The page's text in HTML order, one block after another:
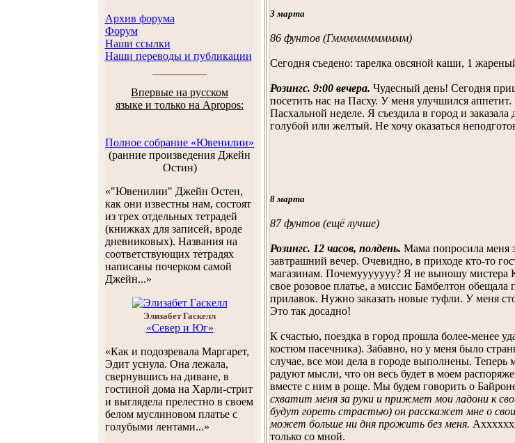
Архив форума
Форум
Наши ссылки
Наши переводы и публикации
Впервые на русском
языке и только на Apropos:
Полное собрание «Ювенилии»
(ранние произведения Джейн
Остин)
«"Ювенилии" Джейн Остен,
как они известны нам, состоят
из трех отдельных тетрадей
(книжках для записей, вроде
дневниковых). Названия на
соответствующих тетрадях
написаны почерком самой
Джейн...»
Элизабет Гаскелл
«Север и Юг»
«Как и подозревала Маргарет,
Эдит уснула. Она лежала,
свернувшись на диване, в
гостиной дома на Харли-стрит
и выглядела прелестно в своем
белом муслиновом платье с
голубыми лентами...»
3 марта
86 фунтов (Гммммммммммм)
Сегодня съедено: тарелка овсяной каши, 1
Розингс. 9:00 вечера. Чудесный день! Сегодня
посетить нас на Пасху. У меня улучшился
Пасхальной неделе. Я съездила в город и
голубой или желтый. Не хочу оказаться
8 марта
87 фунтов (ещё лучше)
Розингс. 12 часов, полдень. Мама попросила меня
завтрашний вечер. Очевидно, в приходе кто-то
магазинам. Почемууууууу? Я не выношу мистера
свое розовое платье, а миссис Бамбелтон
прилавок. Нужно заказать новые туфли. У меня
Это так досадно!
К счастью, поездка в город прошла более-менее
костюм пасечника). Забавно, но у меня было
случае, все мои дела в городе выполнены.
радуют мысли, что он весь будет в моем
вместе с ним в роще. Мы будем говорить о
схватит меня за руки и прижмет мои ладони к
будут гореть страстью) он расскажет мне о
может больше ни дня прожить без меня.
только со мной.